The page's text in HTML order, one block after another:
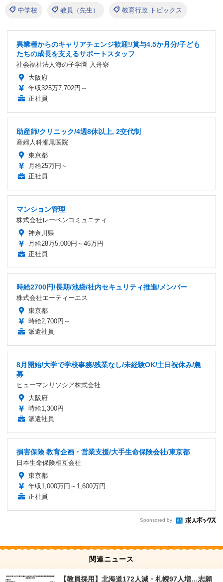
中学校 教員（先生） 教育行政 トピックス
異業種からのキャリアチェンジ歓迎!/賞与4.5か月分/子ども
たちの成長を支えるサポートスタッフ
社会福祉法人海の子学園 入舟寮
大阪府
年収325万7,702円～
正社員
助産師/クリニック/4週8休以上, 2交代制
産婦人科瀬尾医院
東京都
月給25万円～
正社員
マンション管理
株式会社レーベンコミュニティ
神奈川県
月給28万5,000円～46万円
正社員
時給2700円!長期/池袋/社内セキュリティ推進/メンバー
株式会社エーティーエス
東京都
時給2,700円～
派遣社員
8月開始/大学で学校事務/残業なし/未経験OK/土日祝休み/急
募
ヒューマンリソシア株式会社
大阪府
時給1,300円
派遣社員
損害保険 教育企画・営業支援/大手生命保険会社/東京都
日本生命保険相互会社
東京都
年収1,000万円～1,600万円
正社員
Sponsored by
関連ニュース
【教員採用】北海道172人減・札幌97人増…志願